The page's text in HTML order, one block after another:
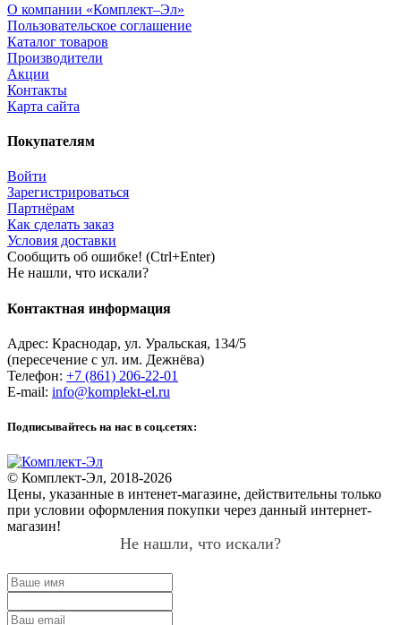
О компании «Комплект–Эл»
Пользовательское соглашение
Каталог товаров
Производители
Акции
Контакты
Карта сайта
Покупателям
Войти
Зарегистрироваться
Партнёрам
Как сделать заказ
Условия доставки
Сообщить об ошибке! (Ctrl+Enter)
Не нашли, что искали?
Контактная информация
Адрес: Краснодар, ул. Уральская, 134/5
(пересечение с ул. им. Дежнёва)
Телефон: +7 (861) 206-22-01
E-mail: info@komplekt-el.ru
Подписывайтесь на нас в соц.сетях:
© Комплект-Эл, 2018-2026
Цены, указанные в интенет-магазине, действительны только
при условии оформления покупки через данный интернет-
магазин!
Не нашли, что искали?